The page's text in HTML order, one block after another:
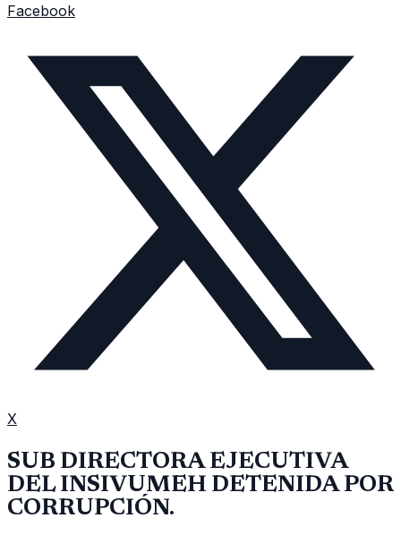
Facebook
X
SUB DIRECTORA EJECUTIVA
DEL INSIVUMEH DETENIDA POR
CORRUPCIÓN.